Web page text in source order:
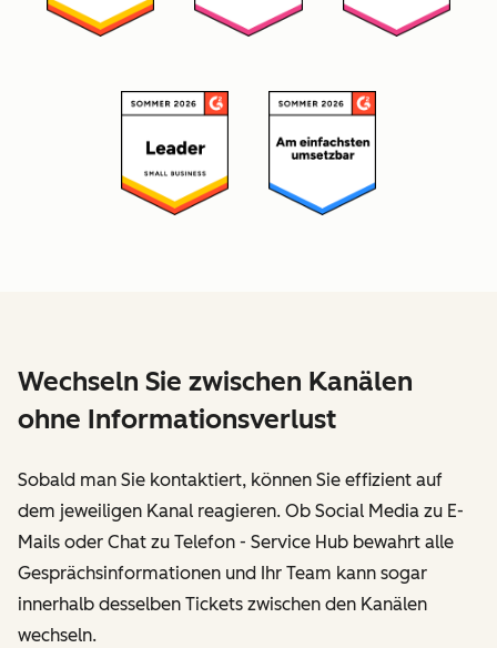
Wechseln Sie zwischen Kanälen
ohne Informationsverlust
Sobald man Sie kontaktiert, können Sie effizient auf
dem jeweiligen Kanal reagieren. Ob Social Media zu E-
Mails oder Chat zu Telefon - Service Hub bewahrt alle
Gesprächsinformationen und Ihr Team kann sogar
innerhalb desselben Tickets zwischen den Kanälen
wechseln.